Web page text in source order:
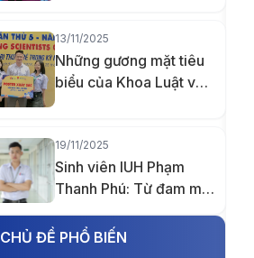
nhờ khả năng ghi nhớ
vượt trội
13/11/2025
Những gương mặt tiêu
biểu của Khoa Luật và
Khoa học Chính trị IUH
19/11/2025
Sinh viên IUH Phạm
Thanh Phú: Từ đam mê
cuộc thi Thiết kế quốc
CHỦ ĐỀ PHỔ BIẾN